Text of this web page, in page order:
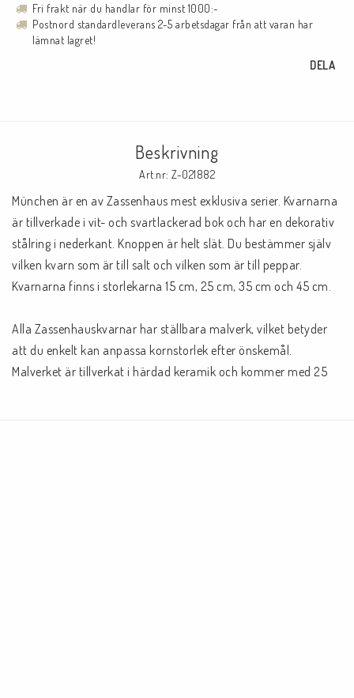
Fri frakt när du handlar för minst 1000:-
Postnord standardleverans 2-5 arbetsdagar från att varan har
lämnat lagret!
DELA
Beskrivning
Art.nr: Z-021882
München är en av Zassenhaus mest exklusiva serier. Kvarnarna
är tillverkade i vit- och svartlackerad bok och har en dekorativ
stålring i nederkant. Knoppen är helt slät. Du bestämmer själv
vilken kvarn som är till salt och vilken som är till peppar.
Kvarnarna finns i storlekarna 15 cm, 25 cm, 35 cm och 45 cm.
Alla Zassenhauskvarnar har ställbara malverk, vilket betyder
att du enkelt kan anpassa kornstorlek efter önskemål.
Malverket är tillverkat i härdad keramik och kommer med 25